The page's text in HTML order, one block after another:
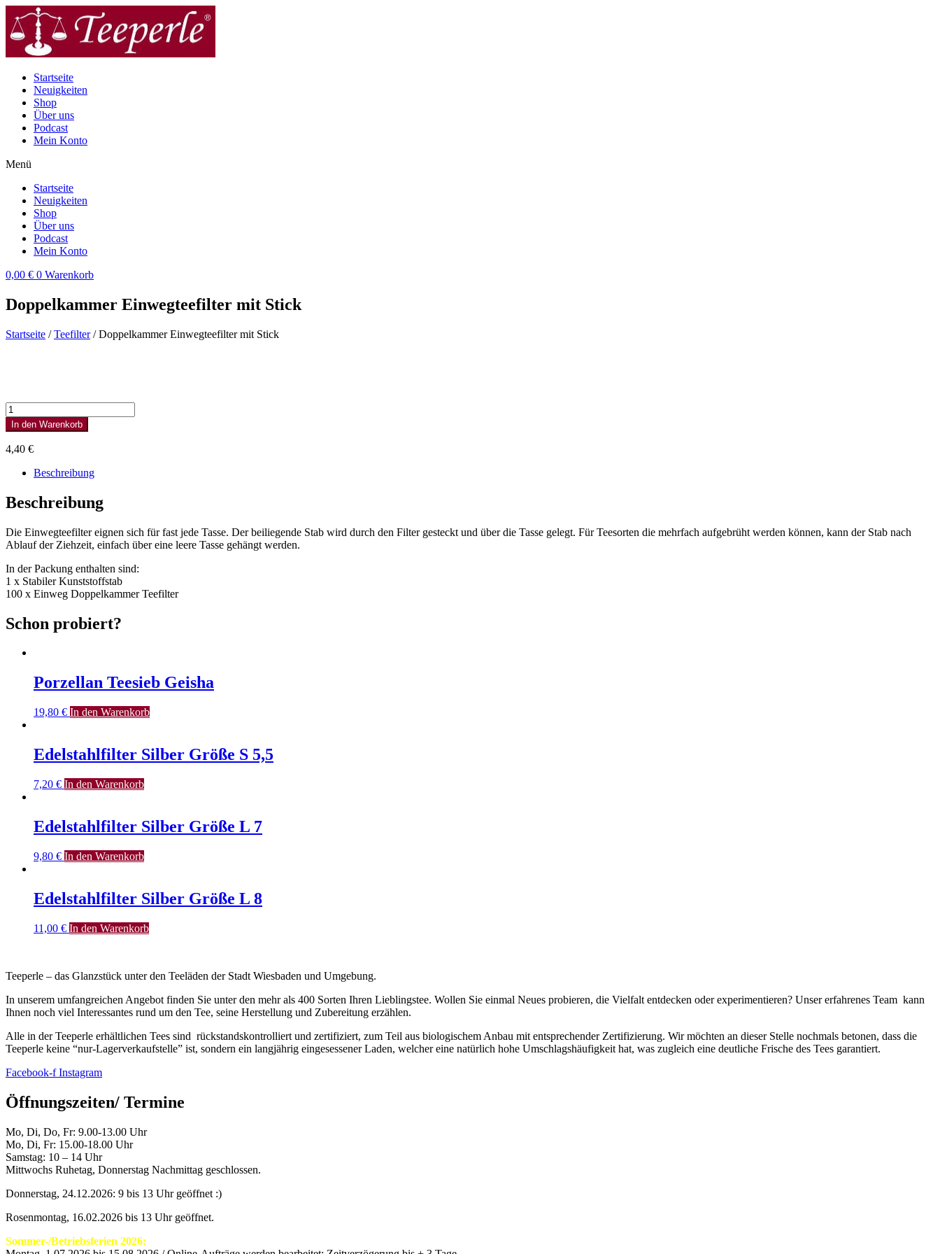
Inhalt
wechseln
Startseite
Neuigkeiten
Shop
Über uns
Podcast
Mein Konto
Menü
Startseite
Neuigkeiten
Shop
Über uns
Podcast
Mein Konto
0,00 € 0 Warenkorb
Doppelkammer Einwegteefilter mit Stick
Startseite /Teefilter/ Doppelkammer Einwegteefilter mit Stick
Doppelkammer
Einwegteefilter
mit
Stick
Menge
In den Warenkorb
4,40 €
Beschreibung
Beschreibung
Die Einwegteefilter eignen sich für fast jede Tasse. Der beiliegende Stab wird durch den Filter gesteckt und über die Tasse gelegt. Für Teesorten die mehrfach aufgebrüht werden können, kann der Stab nach
Ablauf der Ziehzeit, einfach über eine leere Tasse gehängt werden.
In der Packung enthalten sind:
1 x Stabiler Kunststoffstab
100 x Einweg Doppelkammer Teefilter
Schon probiert?
Porzellan Teesieb Geisha
19,80 € In den Warenkorb
Edelstahlfilter Silber Größe S 5,5
7,20 € In den Warenkorb
Edelstahlfilter Silber Größe L 7
9,80 € In den Warenkorb
Edelstahlfilter Silber Größe L 8
11,00 € In den Warenkorb
Teeperle – das Glanzstück unter den Teeläden der Stadt Wiesbaden und Umgebung.
In unserem umfangreichen Angebot finden Sie unter den mehr als 400 Sorten Ihren Lieblingstee. Wollen Sie einmal Neues probieren, die Vielfalt entdecken oder experimentieren? Unser erfahrenes Team kann
Ihnen noch viel Interessantes rund um den Tee, seine Herstellung und Zubereitung erzählen.
Alle in der Teeperle erhältlichen Tees sind rückstandskontrolliert und zertifiziert, zum Teil aus biologischem Anbau mit entsprechender Zertifizierung. Wir möchten an dieser Stelle nochmals betonen, dass die
Teeperle keine “nur-Lagerverkaufstelle” ist, sondern ein langjährig eingesessener Laden, welcher eine natürlich hohe Umschlagshäufigkeit hat, was zugleich eine deutliche Frische des Tees garantiert.
Facebook-f Instagram
Öffnungszeiten/ Termine
Mo, Di, Do, Fr: 9.00-13.00 Uhr
Mo, Di, Fr: 15.00-18.00 Uhr
Samstag: 10 – 14 Uhr
Mittwochs Ruhetag, Donnerstag Nachmittag geschlossen.
Donnerstag, 24.12.2026: 9 bis 13 Uhr geöffnet :)
Rosenmontag, 16.02.2026 bis 13 Uhr geöffnet.
Sommer-/Betriebsferien 2026: